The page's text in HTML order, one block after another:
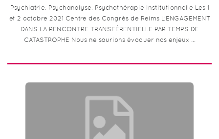
Psychiatrie, Psychanalyse, Psychothérapie Institutionnelle Les 1
et 2 octobre 2021 Centre des Congrès de Reims L’ENGAGEMENT
DANS LA RENCONTRE TRANSFÉRENTIELLE PAR TEMPS DE
CATASTROPHE Nous ne saurions évoquer nos enjeux …